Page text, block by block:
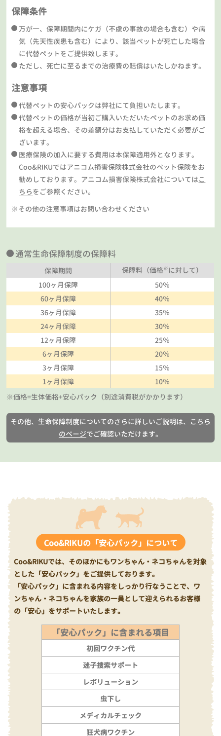
保障条件
万が一、保障期間内にケガ（不慮の事故の場合も含む）や病
気（先天性疾患も含む）により、該当ペットが死亡した場合
に代替ペットをご提供致します。
ただし、死亡に至るまでの治療費の賠償はいたしかねます。
注意事項
代替ペットの安心パックは弊社にて負担いたします。
代替ペットの価格が当初ご購入いただいたペットのお求め価
格を超える場合、その差額分はお支払していただく必要がご
ざいます。
医療保険の加入に要する費用は本保障適用外となります。
Coo&RIKUではアニコム損害保険株式会社のペット保険をお
勧めしております。アニコム損害保険株式会社についてはこ
ちらをご参照ください。
※その他の注意事項はお問い合わせください
通常生命保障制度の保障料
保障期間 保障料（価格※に対して）
100ヶ月保障
50％
60ヶ月保障
40％
36ヶ月保障
35％
24ヶ月保障
30％
12ヶ月保障
25％
6ヶ月保障
20％
3ヶ月保障
15％
1ヶ月保障
10％
※価格=生体価格+安心パック（別途消費税がかかります）
その他、生命保障制度についてのさらに詳しいご説明は、 こちら
のページでご確認いただけます。
Coo&RIKUの「安心パック」について
Coo&RIKUでは、そのほかにもワンちゃん・ネコちゃんを対象
とした「安心パック」をご提供しております。
「安心パック」に含まれる内容をしっかり行なうことで、ワ
ンちゃん・ネコちゃんを家族の一員として迎えられるお客様
の「安心」をサポートいたします。
「安心パック」に含まれる項目
初回ワクチン代
迷子捜索サポート
レボリューション
虫下し
メディカルチェック
狂犬病ワクチン